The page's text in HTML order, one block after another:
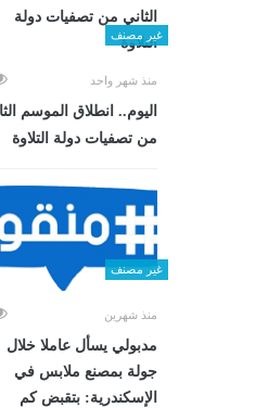
غير مصنف
منذ شهر واحد
اليوم.. انطلاق الموسم
من تصفيات دولة التلاوة
غير مصنف
منذ شهرين
مدبولي يسأل عاملا خلال
جولة بمصنع ملابس في
الإسكندرية: بتقبض كم